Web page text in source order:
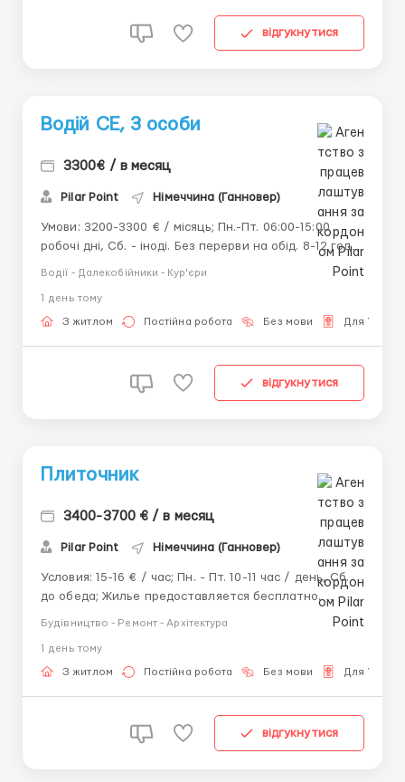
відгукнутися
Водій СЕ, 3 особи
3300€ / в месяц
Pilar Point Німеччина (Ганновер)
Умови: 3200-3300 € / місяць; Пн.-Пт. 06:00-15:00
робочі дні, Сб. - іноді. Без перерви на обід. 8-12 год /
(завантажений напівпричіп до клієнта та порожній
назад); Без участі у навантаженні та розвантаженн...
Водії - Далекобійники - Кур'єри
1 день тому
З житлом Постійна робота Без мови Для
відгукнутися
Плиточник
3400-3700 € / в месяц
Pilar Point Німеччина (Ганновер)
Условия: 15-16 € / час; Пн. - Пт. 10-11 час / день, Сб.
до обеда; Жилье предоставляется бесплатно.
поверхностей перед укладкой плитки; Резка и
подгонка плитки под ...
Будівництво - Ремонт - Архітектура
1 день тому
З житлом Постійна робота Без мови Для
відгукнутися